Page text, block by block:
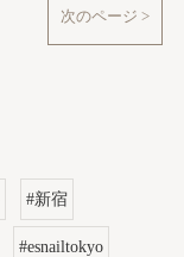
次のページ >
#新宿
#esnailtokyo